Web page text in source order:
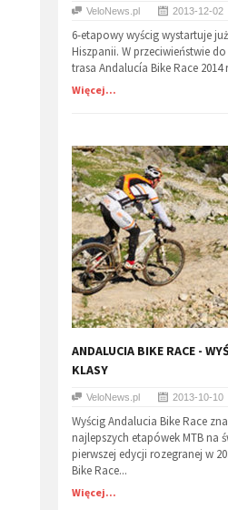
VeloNews.pl 2013-12-02
6-etapowy wyścig wystartuje
Hiszpanii. W przeciwieństwie
trasa Andalucía Bike Race 2014
Więcej...
ANDALUCIA BIKE RACE -
KLASY
VeloNews.pl 2013-10-10
Wyścig Andalucia Bike Race
najlepszych etapówek MTB na
pierwszej edycji rozegranej w
Bike Race...
Więcej...